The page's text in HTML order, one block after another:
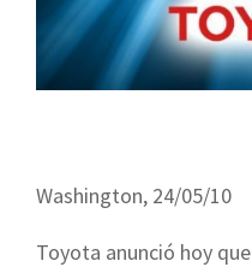
Washington, 24/05/10
Toyota anunció hoy